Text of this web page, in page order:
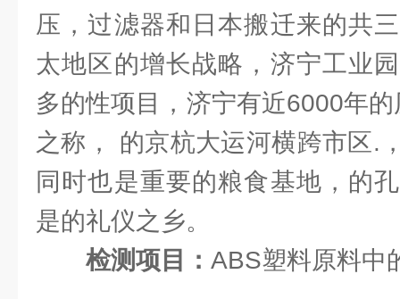
压，过滤器和日本搬迁来的共
太地区的增长战略，济宁工业
多的性项目，济宁有近6000年
之称， 的京杭大运河横跨市区.
同时也是重要的粮食基地，的
是的礼仪之乡。
检测项目： ABS塑料原料中